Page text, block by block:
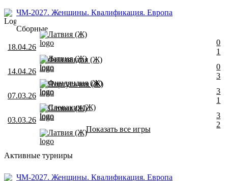
ЧМ-2027. Женщины. Квалификация. Европа
Сборные
18.04.26
Латвия (Ж)
Финляндия (Ж)
0
1
14.04.26
Латвия (Ж)
Португалия (Ж)
0
3
07.03.26
Финляндия (Ж)
Латвия (Ж)
3
1
03.03.26
Словакия (Ж)
Латвия (Ж)
3
2
Показать все игры
Активные турниры
ЧМ-2027. Женщины. Квалификация. Европа